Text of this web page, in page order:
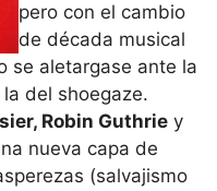
pero con el cambio
de década musical
se aletargase ante la
del shoegaze.
Robin Guthrie y
nueva capa de
(salvajismo